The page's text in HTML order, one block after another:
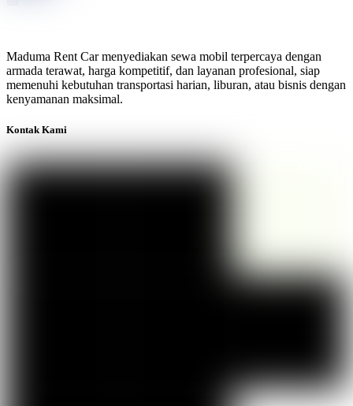
Maduma Rent Car menyediakan sewa mobil terpercaya dengan
armada terawat, harga kompetitif, dan layanan profesional, siap
memenuhi kebutuhan transportasi harian, liburan, atau bisnis dengan
kenyamanan maksimal.
Kontak Kami